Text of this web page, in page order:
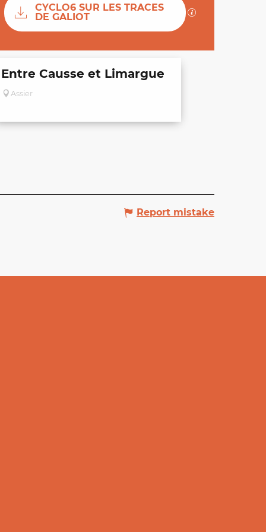
Documentation
CYCLO6 SUR LES TRACES
DE GALIOT
GPX / KML
Entre Causse et Limargue
Assier
Report mistake